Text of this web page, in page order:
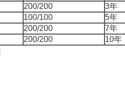
200/200 3年
100/100 5年
200/200 7年
200/200 10年